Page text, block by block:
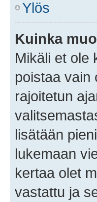
Ylös
Kuinka
Mikäli et ole
poistaa vain
rajoitetun
lisätään
lukemaan
kertaa olet
vastattu ja